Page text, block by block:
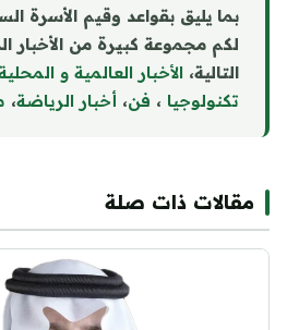
بما يليق بقواعد وقيم الأسرة
لكم مجموعة كبيرة من الأخبار
التالية، الأخبار العالمية و
تكنولوجيا ، فن، أخبار الرياضة،
مقالات ذات صلة